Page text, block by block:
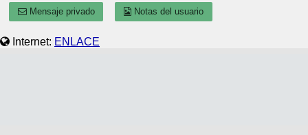
Mensaje privado Notas del usuario
Internet: ENLACE